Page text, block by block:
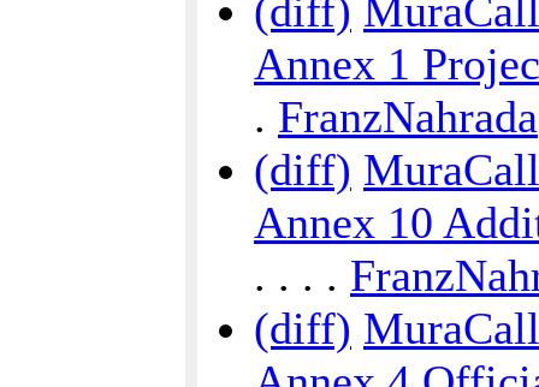
(diff)
Annex 1
. FranzNahrada
(diff)
Annex 10
. . . .
(diff)